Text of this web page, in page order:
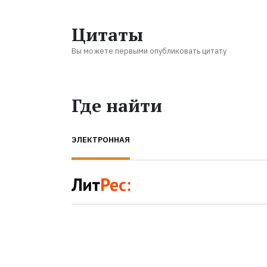
Цитаты
Вы можете первыми опубликовать цитату
Где найти
ЭЛЕКТРОННАЯ